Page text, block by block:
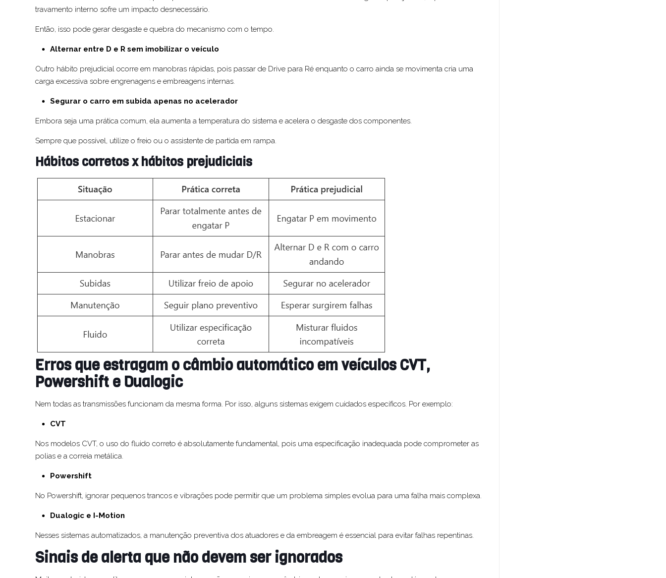
travamento interno sofre um impacto desnecessário.
Então, isso pode gerar desgaste e quebra do mecanismo com o tempo.
Alternar entre D e R sem imobilizar o veículo
Outro hábito prejudicial ocorre em manobras rápidas, pois passar de Drive para Ré enquanto o carro ainda se movimenta cria uma
carga excessiva sobre engrenagens e embreagens internas.
Segurar o carro em subida apenas no acelerador
Embora seja uma prática comum, ela aumenta a temperatura do sistema e acelera o desgaste dos componentes.
Sempre que possível, utilize o freio ou o assistente de partida em rampa.
Hábitos corretos x hábitos prejudiciais
Erros que estragam o câmbio automático em veículos CVT,
Powershift e Dualogic
Nem todas as transmissões funcionam da mesma forma. Por isso, alguns sistemas exigem cuidados específicos. Por exemplo:
CVT
Nos modelos CVT, o uso do fluido correto é absolutamente fundamental, pois uma especificação inadequada pode comprometer as
polias e a correia metálica.
Powershift
No Powershift, ignorar pequenos trancos e vibrações pode permitir que um problema simples evolua para uma falha mais complexa.
Dualogic e I-Motion
Nesses sistemas automatizados, a manutenção preventiva dos atuadores e da embreagem é essencial para evitar falhas repentinas.
Sinais de alerta que não devem ser ignorados